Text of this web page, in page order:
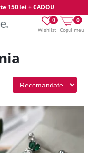
150 lei + CADOU
Wishlist
0
Coșul meu
0